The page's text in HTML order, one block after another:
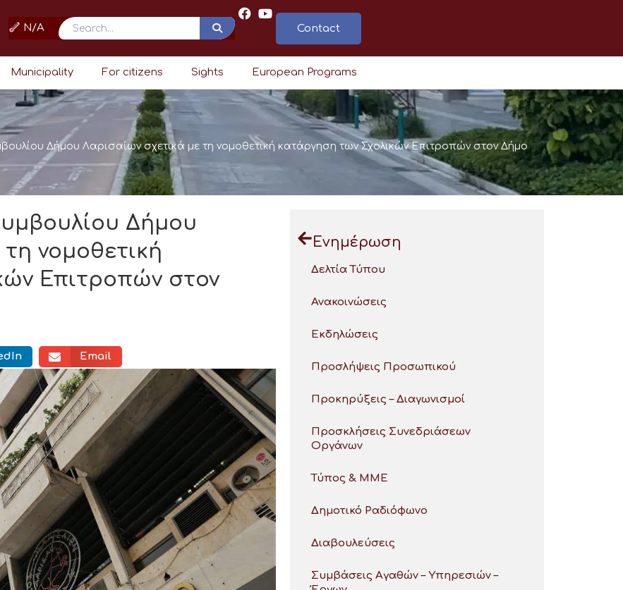
N/A Search Contact
Municipality For citizens Sights European Programs
Δήμου Λαρισαίων σχετικά με τη νομοθετική κατάργηση των Σχολικών Επιτροπών στον Δήμο
Δήμου
νομοθετική
Επιτροπών στον
Email
Ενημέρωση
Δελτία Τύπου
Ανακοινώσεις
Εκδηλώσεις
Προσλήψεις Προσωπικού
Προκηρύξεις – Διαγωνισμοί
Προσκλήσεις Συνεδριάσεων
Οργάνων
Τύπος & ΜΜΕ
Δημοτικό Ραδιόφωνο
Διαβουλεύσεις
Συμβάσεις Αγαθών – Υπηρεσιών –